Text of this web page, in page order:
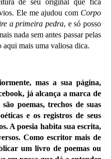
de seu original que fica
Ele me ajudou com Corpo
a primeira pedra, e só posso
nada sem antes passar pelas
mais uma valiosa dica.
mas a sua página,
já alcança a marca de
poemas, trechos de suas
e os registros de seus
A poesia habita sua escrita,
Como escritor mais de
um livro de poemas ou